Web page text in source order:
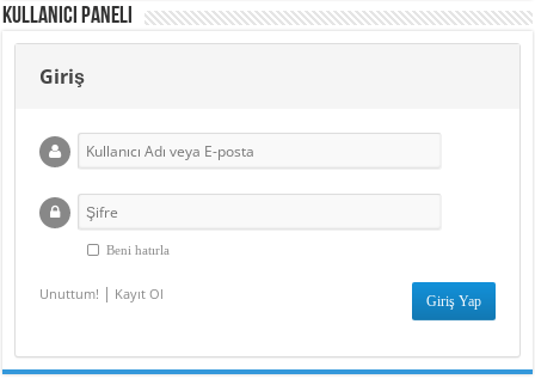
Kullanıcı Paneli
Giriş
Beni hatırla
Unuttum! | Kayıt Ol